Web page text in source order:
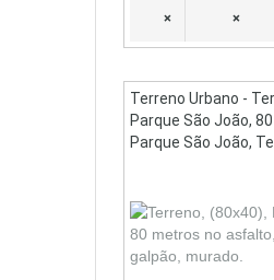
× ×
Terreno Urbano -
Parque São João,
Parque São João,